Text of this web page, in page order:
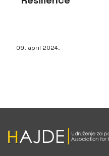
09. april 2024.